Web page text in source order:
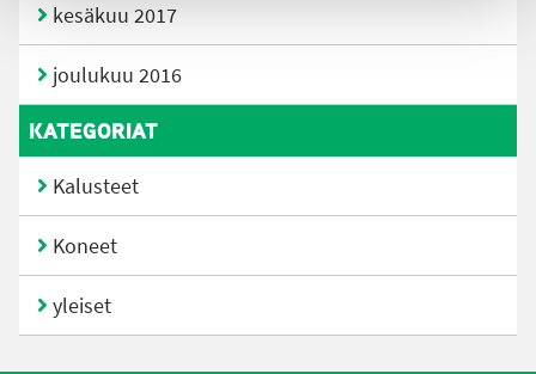
kesäkuu 2017
joulukuu 2016
KATEGORIAT
Kalusteet
Koneet
yleiset